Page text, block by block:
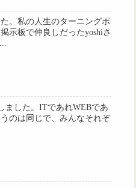
。私の人生のターニングポ
示板で仲良しだったyoshiさ
ました。ITであれWEBであ
のは同じで、みんなそれぞ